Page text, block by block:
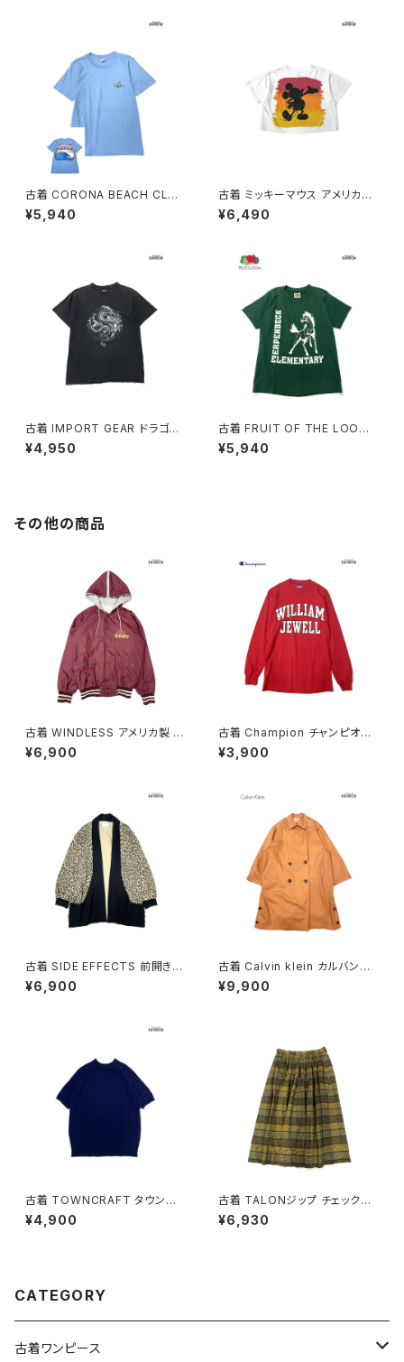
古着 CORONA BEACH CLUB
アメリカ製 ロゴ バックプリント
コットン 半袖 Ｔシャツ 青 (ttu2
¥5,940
古着 ミッキーマウス アメリカ製
プリント キャラクター ショート丈
コットン 半袖 Ｔシャツ 白 (ttu2
¥6,490
古着 IMPORT GEAR ドラゴン
プリント コットン100％ 半袖 Ｔ
シャツ 黒 (ttu2606049)
¥4,950
古着 FRUIT OF THE LOOM
フルーツオブザルーム 馬 プリン
ト コットン 半袖 Ｔシャツ ダーク
¥5,940
その他の商品
古着 WINDLESS アメリカ製 前
開き 無地 ワンポイント ナイロ
ン100％ 長袖 アウター ライトジ
¥6,900
古着 Champion チャンピオン
ロゴ コットン100％ 長袖 Ｔシャ
ツ 赤 (ttu2501067)
¥3,900
古着 SIDE EFFECTS 前開き
総柄 レオパード柄 長袖 ニット
アウター ベージュ (ttu250905
¥6,900
古着 Calvin klein カルバンク
ライン ライナー付き 無地 コット
ン 長袖 アウター ライトコート
¥9,900
古着 TOWNCRAFT タウンク
ラフト 無地 半袖 ニット 紺 (ttu2
509075)
¥4,900
古着 TALONジップ チェック柄
コットン 膝丈 スカート 黄 (ba2
607010)
¥6,930
CATEGORY
古着ワンピース